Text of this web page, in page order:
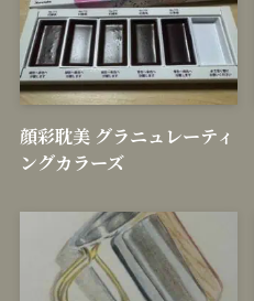
顔彩耽美 グラニュレーティ
ングカラーズ